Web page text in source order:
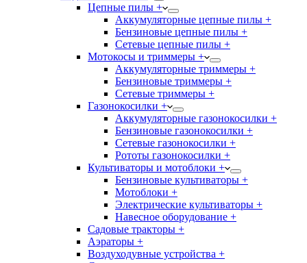
Цепные пилы +
Аккумуляторные цепные пилы +
Бензиновые цепные пилы +
Сетевые цепные пилы +
Мотокосы и триммеры +
Аккумуляторные триммеры +
Бензиновые триммеры +
Сетевые триммеры +
Газонокосилки +
Аккумуляторные газонокосилки +
Бензиновые газонокосилки +
Сетевые газонокосилки +
Рототы газонокосилки +
Культиваторы и мотоблоки +
Бензиновые культиваторы +
Мотоблоки +
Электрические культиваторы +
Навесное оборудование +
Садовые тракторы +
Аэраторы +
Воздуходувные устройства +